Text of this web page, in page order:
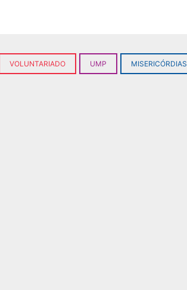
VOLUNTARIADO UMP MISERICÓRDIAS